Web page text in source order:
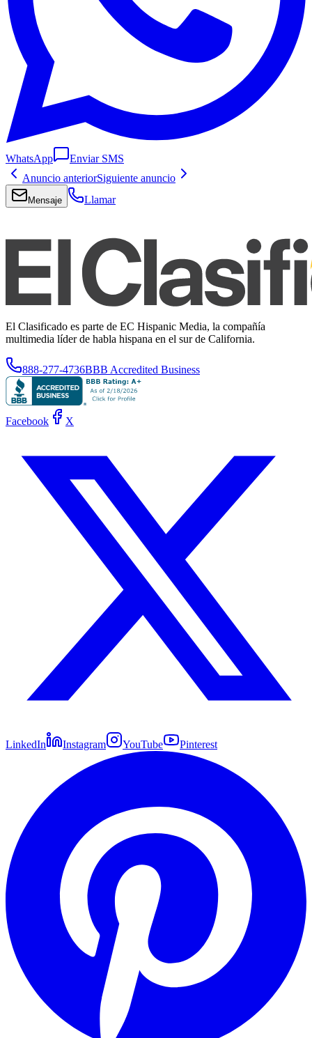
WhatsApp
Enviar SMS
Anuncio anteriorSiguiente anuncio
Mensaje Llamar
El Clasificado es parte de EC Hispanic Media, la compañía
multimedia líder de habla hispana en el sur de California.
888-277-4736BBB Accredited Business
Facebook X
LinkedIn Instagram YouTube Pinterest